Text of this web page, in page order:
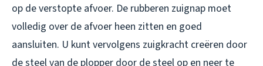
op de verstopte afvoer. De rubberen zuignap moet
volledig over de afvoer heen zitten en goed
aansluiten. U kunt vervolgens zuigkracht creëren door
de steel van de plopper door de steel op en neer te